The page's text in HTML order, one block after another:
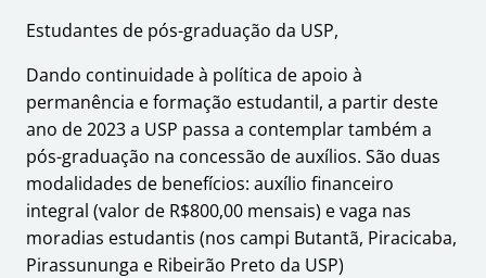
Estudantes de pós-graduação da USP,
Dando continuidade à política de apoio à
permanência e formação estudantil, a partir deste
ano de 2023 a USP passa a contemplar também a
pós-graduação na concessão de auxílios. São duas
modalidades de benefícios: auxílio financeiro
integral (valor de R$800,00 mensais) e vaga nas
moradias estudantis (nos campi Butantã, Piracicaba,
Pirassununga e Ribeirão Preto da USP)